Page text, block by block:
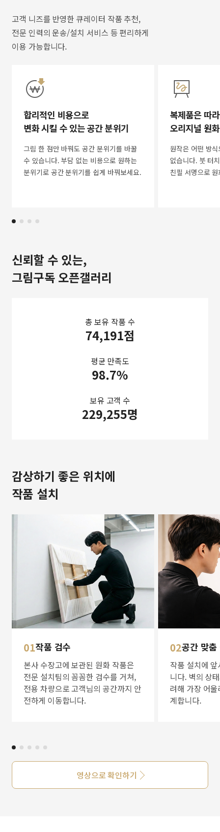
고객 니즈를 반영한 큐레이터 작품 추천,
전문 인력의 운송/설치 서비스 등 편리하게
이용 가능합니다.
합리적인 비용으로
변화 시킬 수 있는 공간 분위기
그림 한 점만 바꿔도 공간 분위기를 바꿀
수 있습니다. 부담 없는 비용으로 원하는
분위기로 공간 분위기를 쉽게 바꿔보세요.
복제품은 따
오리지널 원
원작은 어떤 방
없습니다. 붓 터
친필 서명으로
신뢰할 수 있는,
그림구독 오픈갤러리
총 보유 작품 수
74,191점
평균 만족도
98.7%
보유 고객 수
229,255명
감상하기 좋은 위치에
작품 설치
01작품 검수
본사 수장고에 보관된 원화 작품은
전문 설치팀의 꼼꼼한 검수를 거쳐,
전용 차량으로 고객님의 공간까지 안
전하게 이동합니다.
02공간 맞
작품 설치에
니다. 벽의 상
려해 가장 어
계합니다.
영상으로 확인하기